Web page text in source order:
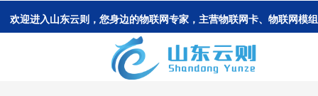
欢迎进入山东云则，您身边的物联网专家，主营物联网卡、物联网